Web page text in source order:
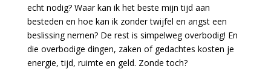
echt nodig? Waar kan ik het beste mijn tijd aan
besteden en hoe kan ik zonder twijfel en angst een
beslissing nemen? De rest is simpelweg overbodig! En
die overbodige dingen, zaken of gedachtes kosten je
energie, tijd, ruimte en geld. Zonde toch?